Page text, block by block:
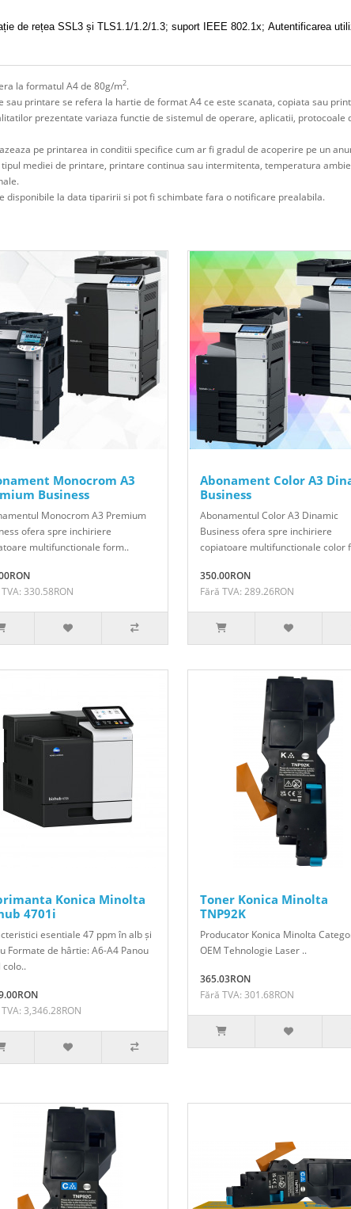
de rețea SSL3 și TLS1.1/1.2/1.3; suport IEEE 802.1x; Autentificarea
la formatul A4 de 80g/m2.
printare se refera la hartie de format A4 ce este scanata, copiata sau
prezentate variaza functie de sistemul de operare, aplicatii,
pe printarea in conditii specifice cum ar fi gradul de acoperire pe un
mediei de printare, printare continua sau intermitenta, temperatura
disponibile la data tiparirii si pot fi schimbate fara o notificare prealabila.
Monocrom A3
Business
Monocrom A3 Premium
ofera spre inchiriere
multifunctionale form..
330.58RON
Abonament Color A3
Business
Abonamentul Color A3 Dinamic
Business ofera spre inchiriere
copiatoare multifunctionale color
350.00RON
Fără TVA: 289.26RON
Konica Minolta
4701i
esentiale 47 ppm în alb și
Formate de hârtie: A6-A4 Panou
colo..
3,346.28RON
Toner Konica Minolta
TNP92K
Producator Konica Minolta
OEM Tehnologie Laser ..
365.03RON
Fără TVA: 301.68RON